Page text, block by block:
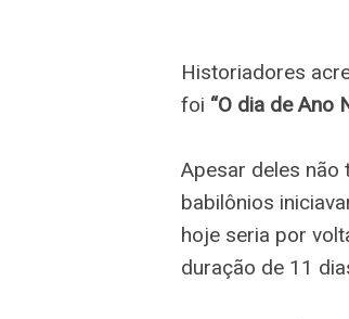
Historiadores
foi “O dia de Ano
Apesar deles não
babilônios
hoje seria por
duração de 11